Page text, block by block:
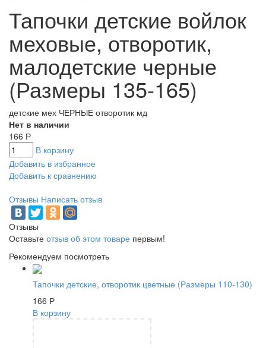
Тапочки детские войлок
меховые, отворотик,
малодетские черные
(Размеры 135-165)
детские мех ЧЕРНЫЕ отворотик мд
Нет в наличии
166 Р
В корзину
Добавить в избранное
Добавить к сравнению
Отзывы Написать отзыв
Отзывы
Оставьте отзыв об этом товаре первым!
Рекомендуем посмотреть
Тапочки детские, отворотик цветные (Размеры 110-130)
166 Р
В корзину